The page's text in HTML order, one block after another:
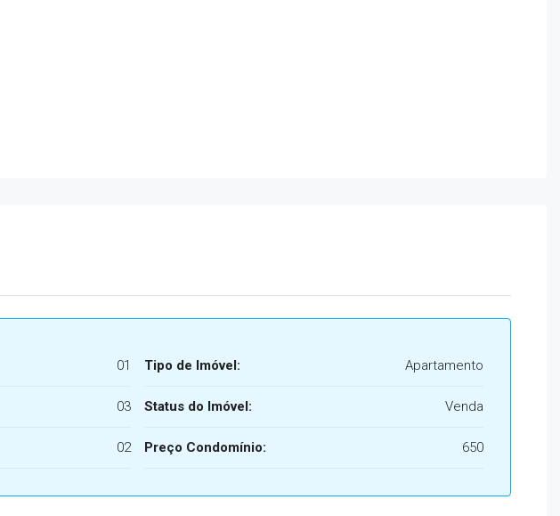
01
03
02
Tipo de Imóvel: Apartamento
Status do Imóvel: Venda
Preço Condomínio: 650